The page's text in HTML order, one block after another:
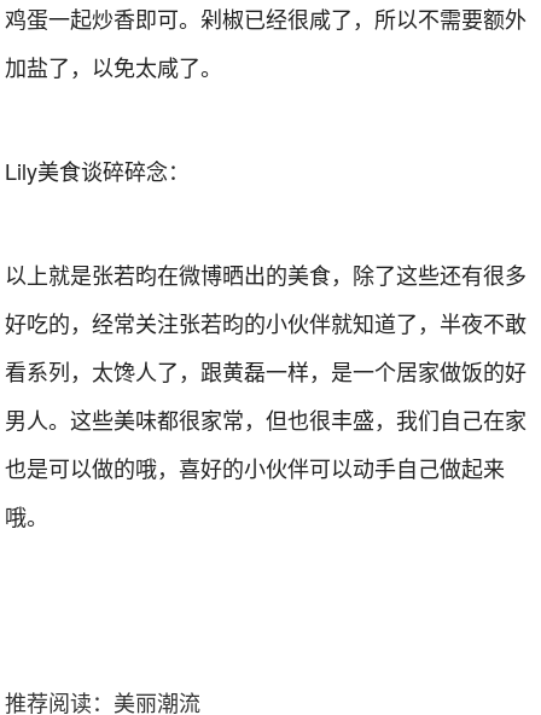
鸡蛋一起炒香即可。剁椒已经很咸了，所以不需要额外
加盐了，以免太咸了。
Lily美食谈碎碎念：
以上就是张若昀在微博晒出的美食，除了这些还有很多
好吃的，经常关注张若昀的小伙伴就知道了，半夜不敢
看系列，太馋人了，跟黄磊一样，是一个居家做饭的好
男人。这些美味都很家常，但也很丰盛，我们自己在家
也是可以做的哦，喜好的小伙伴可以动手自己做起来
哦。
推荐阅读： 美丽潮流